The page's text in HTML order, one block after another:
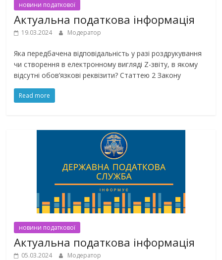
новини податкової
Актуальна податкова інформація
19.03.2024 Модератор
Яка передбачена відповідальність у разі роздрукування
чи створення в електронному вигляді Z-звіту, в якому
відсутні обов’язкові реквізити? Статтею 2 Закону
Read more
новини податкової
Актуальна податкова інформація
05.03.2024 Модератор